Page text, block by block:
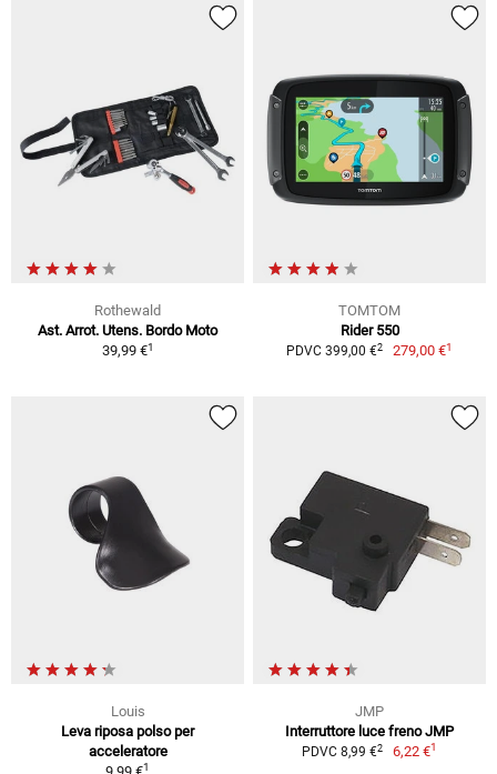
Rothewald
Ast. Arrot. Utens. Bordo Moto
39,99 €1
TOMTOM
Rider 550
PDVC 399,00 €2 279,00 €1
Louis
Leva riposa polso per
acceleratore
1
JMP
Interruttore luce freno JMP
PDVC 8,99 €2 6,22 €1